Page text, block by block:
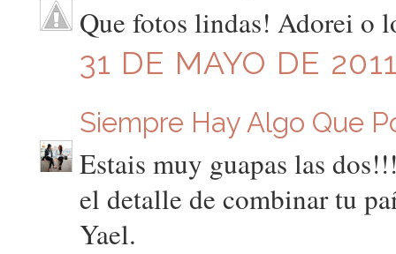
Que fotos lindas! Adorei o
31 DE MAYO DE
Siempre Hay Algo Que
Estais muy guapas las
el detalle de combinar tu
Yael.